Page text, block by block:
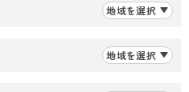
地域を選択
地域を選択